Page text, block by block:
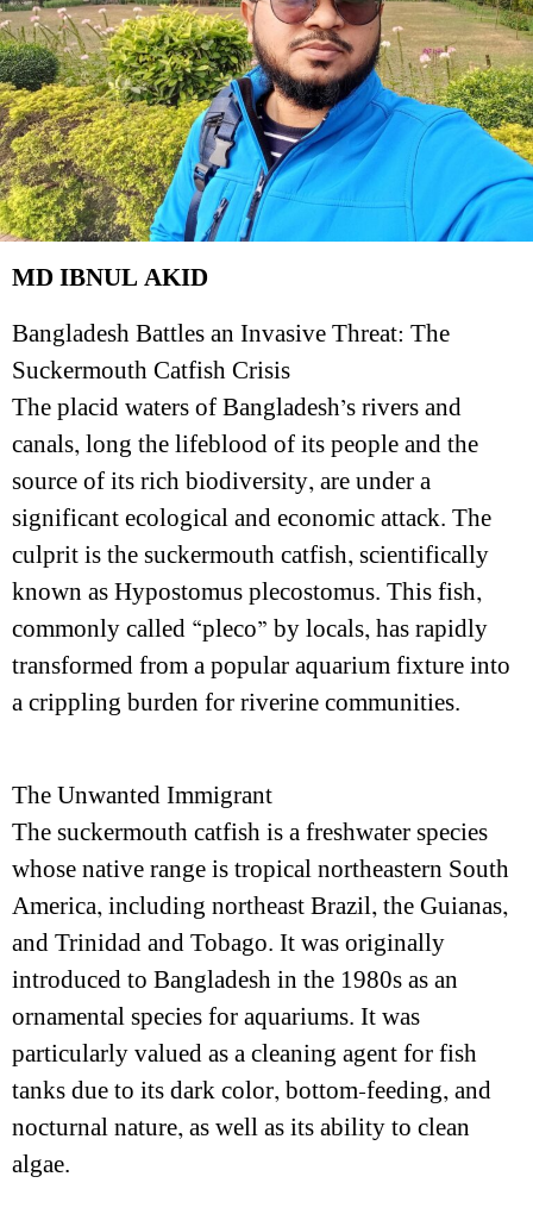
MD IBNUL AKID
Bangladesh Battles an Invasive Threat: The
Suckermouth Catfish Crisis
The placid waters of Bangladesh’s rivers and
canals, long the lifeblood of its people and the
source of its rich biodiversity, are under a
significant ecological and economic attack. The
culprit is the suckermouth catfish, scientifically
known as Hypostomus plecostomus. This fish,
commonly called “pleco” by locals, has rapidly
transformed from a popular aquarium fixture into
a crippling burden for riverine communities.
The Unwanted Immigrant
The suckermouth catfish is a freshwater species
whose native range is tropical northeastern South
America, including northeast Brazil, the Guianas,
and Trinidad and Tobago. It was originally
introduced to Bangladesh in the 1980s as an
ornamental species for aquariums. It was
particularly valued as a cleaning agent for fish
tanks due to its dark color, bottom-feeding, and
nocturnal nature, as well as its ability to clean
algae.